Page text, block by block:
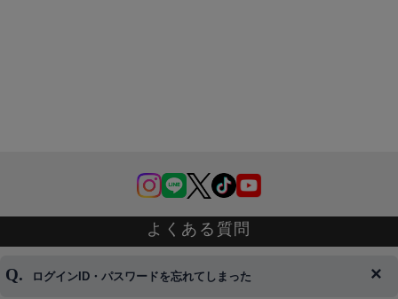
よくある質問
ログインID・パスワードを忘れてしまった